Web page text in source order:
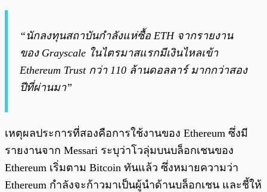
“นักลงทุนสถาบันกำลังแห่ซื้อ ETH จากรายงาน
ของ Grayscale ในไตรมาสแรกมีเงินไหลเข้า
Ethereum Trust กว่า 110 ล้านดอลลาร์ มากกว่าสอง
ปีที่ผ่านมา”
เหตุผลประการที่สองคือการใช้งานของ Ethereum ซึ่งมี
รายงานจาก Messari ระบุว่าโวลุ่มบนบล็อกเชนของ
Ethereum เริ่มตาม Bitcoin ทันแล้ว ซึ่งหมายความว่า
Ethereum กำลังจะก้าวมาเป็นผู้นำด้านบล็อกเชน และชี้ให้